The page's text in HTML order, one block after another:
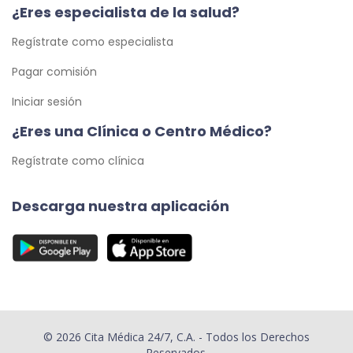
¿Eres especialista de la salud?
Regístrate como especialista
Pagar comisión
Iniciar sesión
¿Eres una Clínica o Centro Médico?
Regístrate como clínica
Descarga nuestra aplicación
© 2026 Cita Médica 24/7, C.A. - Todos los Derechos